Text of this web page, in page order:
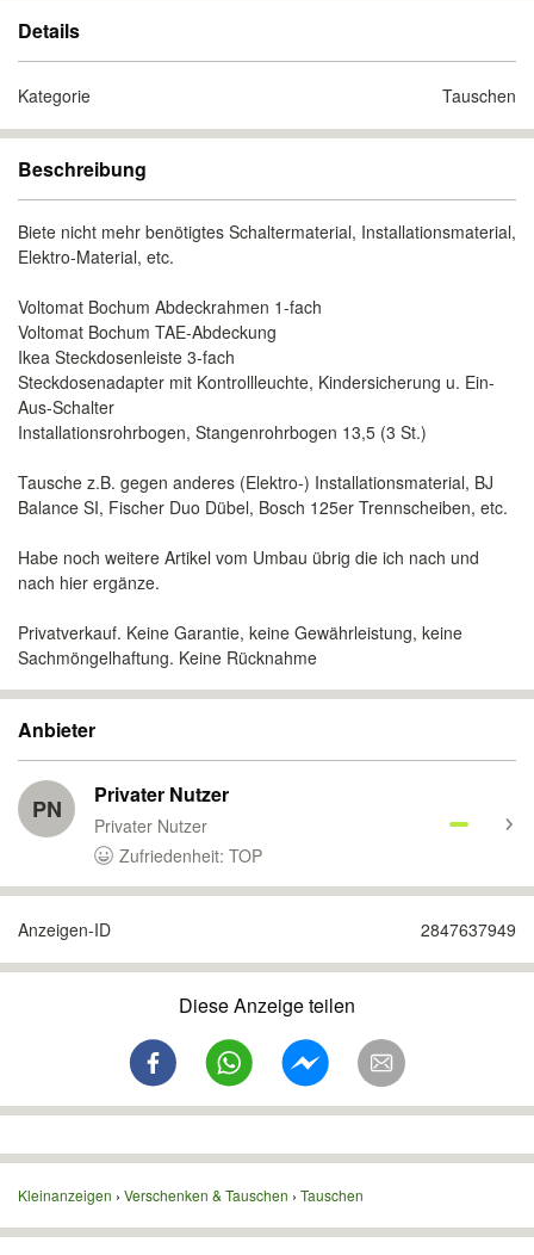
Details
Kategorie Tauschen
Beschreibung
Biete nicht mehr benötigtes Schaltermaterial, Installationsmaterial,
Elektro-Material, etc.
Voltomat Bochum Abdeckrahmen 1-fach
Voltomat Bochum TAE-Abdeckung
Ikea Steckdosenleiste 3-fach
Steckdosenadapter mit Kontrollleuchte, Kindersicherung u. Ein-
Aus-Schalter
Installationsrohrbogen, Stangenrohrbogen 13,5 (3 St.)
Tausche z.B. gegen anderes (Elektro-) Installationsmaterial, BJ
Balance SI, Fischer Duo Dübel, Bosch 125er Trennscheiben, etc.
Habe noch weitere Artikel vom Umbau übrig die ich nach und
nach hier ergänze.
Privatverkauf. Keine Garantie, keine Gewährleistung, keine
Sachmöngelhaftung. Keine Rücknahme
Anbieter
PN Privater Nutzer
Privater Nutzer
Zufriedenheit: TOP
Anzeigen-ID 2847637949
Diese Anzeige teilen
Kleinanzeigen Verschenken & Tauschen Tauschen